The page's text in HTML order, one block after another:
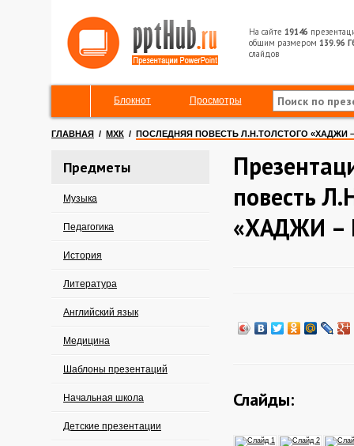
На сайте 19146
общим размером 139.96
слайдов
Блокнот Просмотры
ГЛАВНАЯ / МХК / ПОСЛЕДНЯЯ ПОВЕСТЬ Л.Н.ТОЛСТОГО «ХАДЖИ –
Предметы
Музыка
Педагогика
История
Литература
Английский язык
Медицина
Шаблоны презентаций
Начальная школа
Детские презентации
повесть
«ХАДЖИ –
Слайды: